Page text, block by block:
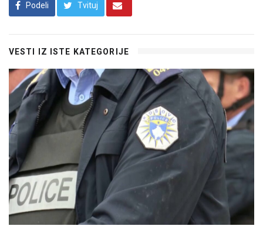
Podeli Tvituj
VESTI IZ ISTE KATEGORIJE